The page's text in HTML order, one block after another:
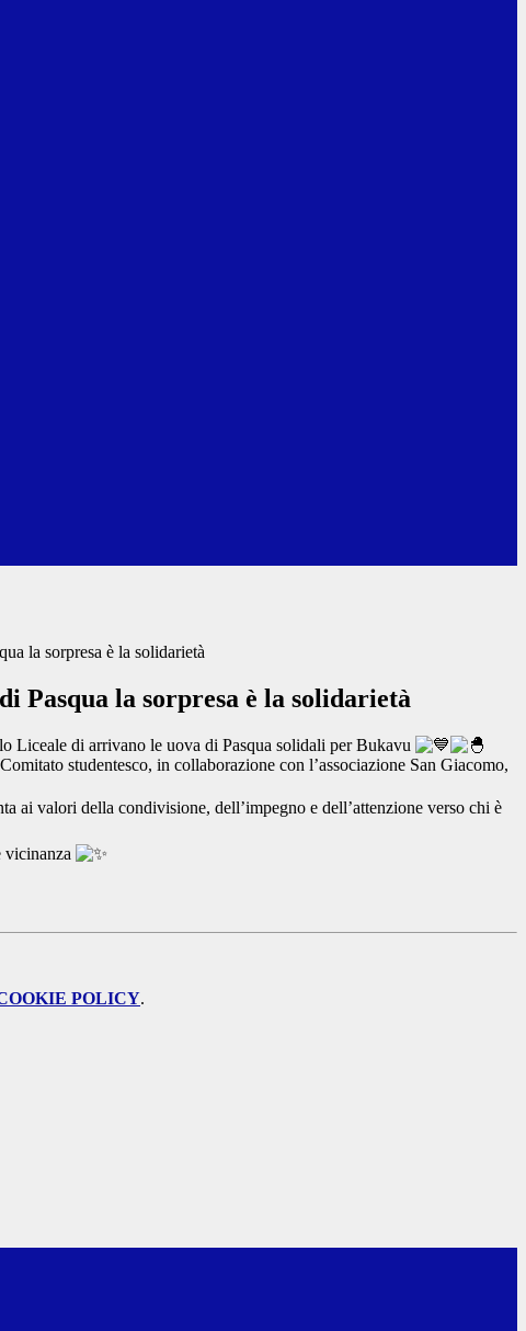
la sorpresa è la solidarietà
Pasqua la sorpresa è la solidarietà
Liceale di arrivano le uova di Pasqua solidali per Bukavu
studentesco, in collaborazione con l’associazione San Giacomo,
ai valori della condivisione, dell’impegno e dell’attenzione verso chi è
vicinanza
POLICY.